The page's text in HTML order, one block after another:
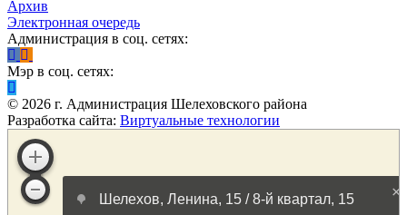
Архив
Электронная очередь
Администрация в соц. сетях:
Мэр в соц. сетях:
© 2026 г. Администрация Шелеховского района
Разработка сайта: Виртуальные технологии